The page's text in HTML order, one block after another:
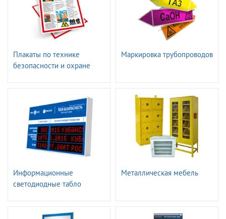
Плакаты по технике
безопасности и охране
Маркировка трубопроводов
Информационные
светодиодные табло
Металлическая мебель